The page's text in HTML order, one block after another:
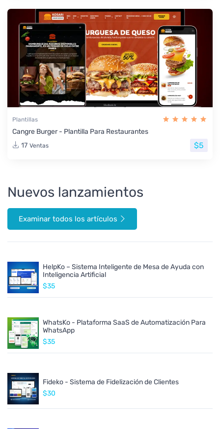
Plantillas
Cangre Burger - Plantilla Para Restaurantes
17 Ventas $5
Nuevos lanzamientos
Examinar todos los artículos
HelpKo – Sistema Inteligente de Mesa de Ayuda con
Inteligencia Artificial
$35
WhatsKo - Plataforma SaaS de Automatización Para
WhatsApp
$35
Fideko - Sistema de Fidelización de Clientes
$30